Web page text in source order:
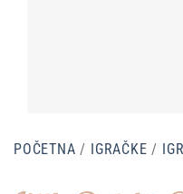
POČETNA / IGRAČKE /